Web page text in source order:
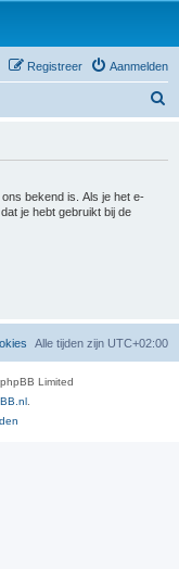
Aanmelden
Registreer
bekend is. Als je het e-
je hebt gebruikt bij de
Alle tijden zijn UTC+02:00
Limited